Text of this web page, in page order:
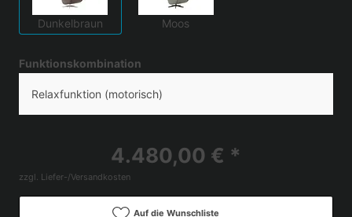
Dunkelbraun Moos
Funktionskombination
Relaxfunktion (motorisch)
4.480,00 € *
zzgl. Liefer-/Versandkosten
Auf die Wunschliste